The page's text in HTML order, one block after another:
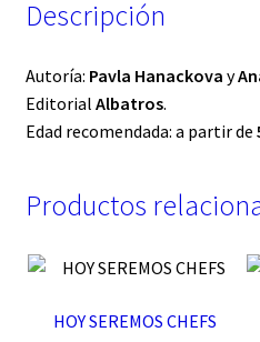
Descripción
Autoría: Pavla Hanackova y
Editorial Albatros.
Edad recomendada: a partir de
Productos
HOY SEREMOS CHEFS